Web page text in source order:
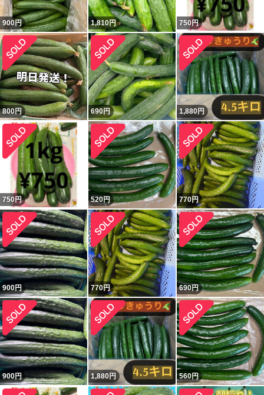
900円 1,810円 750円
800円 690円 1,880円
750円 520円 770円
900円 770円 690円
900円 1,880円 560円